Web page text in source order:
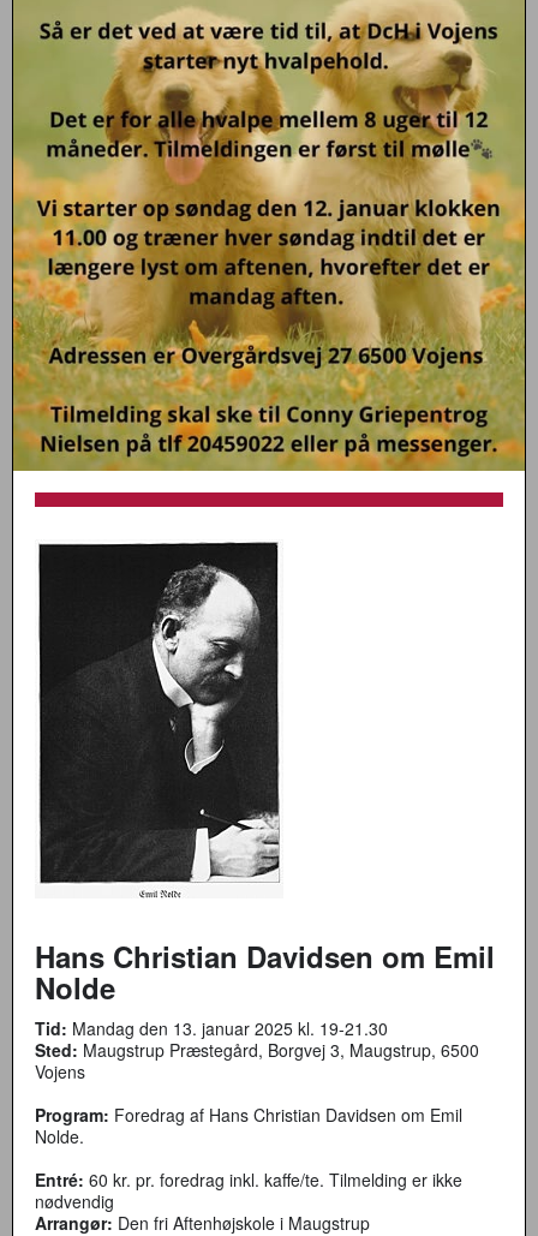
Hans Christian Davidsen om Emil
Nolde
Tid: Mandag den 13. januar 2025 kl. 19-21.30
Sted: Maugstrup Præstegård, Borgvej 3, Maugstrup, 6500
Vojens
Program: Foredrag af Hans Christian Davidsen om Emil
Nolde.
Entré: 60 kr. pr. foredrag inkl. kaffe/te. Tilmelding er ikke
nødvendig
Arrangør: Den fri Aftenhøjskole i Maugstrup